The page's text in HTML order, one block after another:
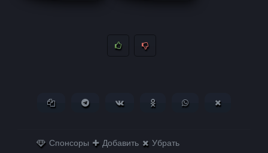
Копировать ссылкуПоделиться в Telegram
Поделиться ВКонтактеПоделиться в
Поделиться в
Спонсоры Добавить Убрать